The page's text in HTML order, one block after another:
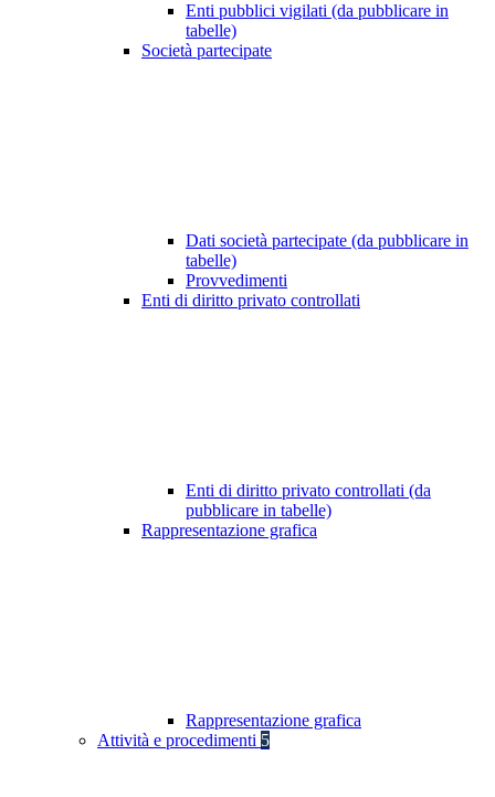
Enti pubblici vigilati (da pubblicare in
tabelle)
Società partecipate
Dati società partecipate (da pubblicare in
tabelle)
Provvedimenti
Enti di diritto privato controllati
Enti di diritto privato controllati (da
pubblicare in tabelle)
Rappresentazione grafica
Rappresentazione grafica
Attività e procedimenti 5